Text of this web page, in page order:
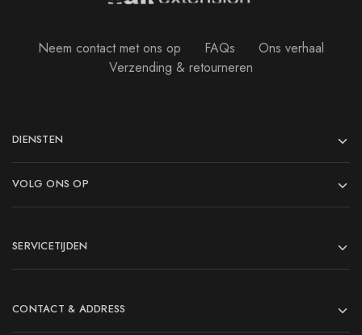
Neem contact met ons op FAQs
Ons verhaal
Verzending & retourneren
DIENSTEN
VOLG ONS OP
SERVICETIJDEN
CONTACT & ADDRESS